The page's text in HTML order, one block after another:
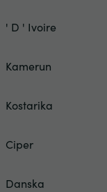
' D ' Ivoire
Kamerun
Kostarika
Ciper
Danska